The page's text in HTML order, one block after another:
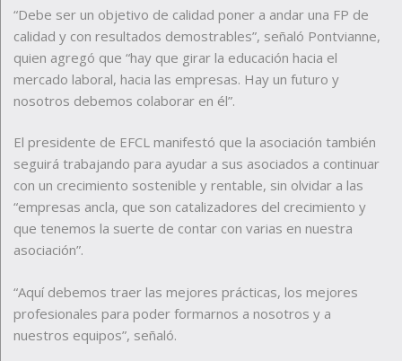
“Debe ser un objetivo de calidad poner a andar una FP de
calidad y con resultados demostrables”, señaló Pontvianne,
quien agregó que “hay que girar la educación hacia el
mercado laboral, hacia las empresas. Hay un futuro y
nosotros debemos colaborar en él”.
El presidente de EFCL manifestó que la asociación también
seguirá trabajando para ayudar a sus asociados a continuar
con un crecimiento sostenible y rentable, sin olvidar a las
“empresas ancla, que son catalizadores del crecimiento y
que tenemos la suerte de contar con varias en nuestra
asociación”.
“Aquí debemos traer las mejores prácticas, los mejores
profesionales para poder formarnos a nosotros y a
nuestros equipos”, señaló.